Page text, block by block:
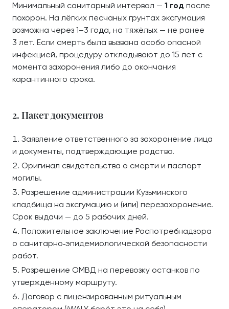
Минимальный санитарный интервал — 1 год после
похорон. На лёгких песчаных грунтах эксгумация
возможна через 1–3 года, на тяжёлых — не ранее
3 лет. Если смерть была вызвана особо опасной
инфекцией, процедуру откладывают до 15 лет с
момента захоронения либо до окончания
карантинного срока.
2. Пакет документов
Заявление ответственного за захоронение лица
и документы, подтверждающие родство.
Оригинал свидетельства о смерти и паспорт
могилы.
Разрешение администрации Кузьминского
кладбища на эксгумацию и (или) перезахоронение.
Срок выдачи — до 5 рабочих дней.
Положительное заключение Роспотребнадзора
о санитарно‑эпидемиологической безопасности
работ.
Разрешение ОМВД на перевозку останков по
утверждённому маршруту.
Договор с лицензированным ритуальным